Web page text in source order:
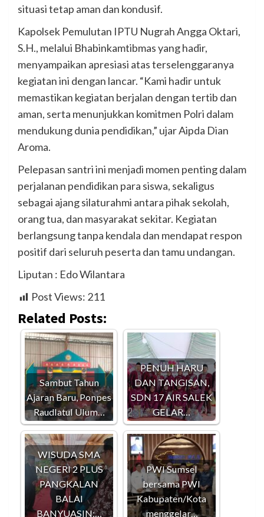
situasi tetap aman dan kondusif.
Kapolsek Pemulutan IPTU Nugrah Angga Oktari,
S.H., melalui Bhabinkamtibmas yang hadir,
menyampaikan apresiasi atas terselenggaranya
kegiatan ini dengan lancar. “Kami hadir untuk
memastikan kegiatan berjalan dengan tertib dan
aman, serta menunjukkan komitmen Polri dalam
mendukung dunia pendidikan,” ujar Aipda Dian
Aroma.
Pelepasan santri ini menjadi momen penting dalam
perjalanan pendidikan para siswa, sekaligus
sebagai ajang silaturahmi antara pihak sekolah,
orang tua, dan masyarakat sekitar. Kegiatan
berlangsung tanpa kendala dan mendapat respon
positif dari seluruh peserta dan tamu undangan.
Liputan : Edo Wilantara
Post Views: 211
Related Posts:
Sambut Tahun
Ajaran Baru, Ponpes
Raudlatul Ulum…
PENUH HARU
DAN TANGISAN,
SDN 17 AIR SALEK
GELAR…
WISUDA SMA
NEGERI 2 PLUS
PANGKALAN
BALAI
BANYUASIN:…
PWI Sumsel
bersama PWI
Kabupaten/Kota
menggelar…